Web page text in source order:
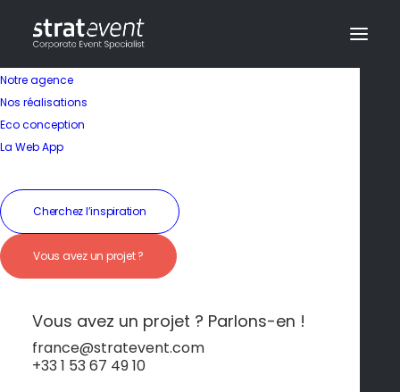
Notre agence
Nos réalisations
Eco conception
La Web App
Cherchez l’inspiration
Vous avez un projet ?
Vous avez un projet ? Parlons-en !
france@stratevent.com
+33 1 53 67 49 10
Un cadre idéal pour
allier travail et bien-
être
In By
en pleine nature.